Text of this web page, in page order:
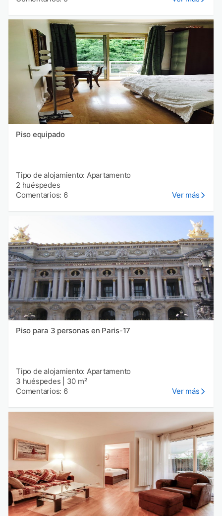
Piso equipado
Tipo de alojamiento: Apartamento
2 huéspedes
Comentarios: 6
Ver más
Piso para 3 personas en Paris-17
Tipo de alojamiento: Apartamento
3 huéspedes
30 m²
Comentarios: 6
Ver más